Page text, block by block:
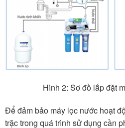
Hình 2: Sơ đồ lắp đặt
Để đảm bảo máy lọc nước hoạt
trặc trong quá trình sử dụng cần